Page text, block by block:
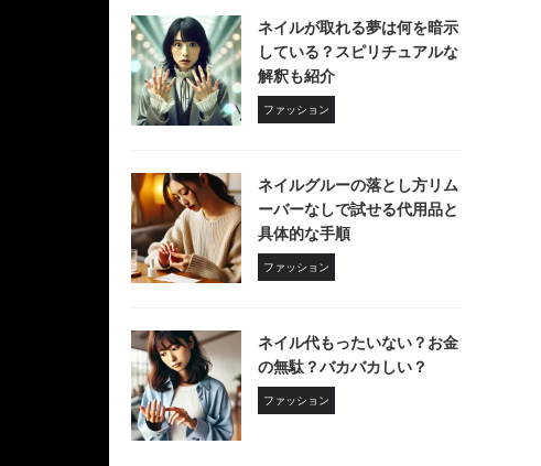
ネイルが取れる夢は何を暗示
している？スピリチュアルな
解釈も紹介
ファッション
ネイルグルーの落とし方リム
ーバーなしで試せる代用品と
具体的な手順
ファッション
ネイル代もったいない？お金
の無駄？バカバカしい？
ファッション